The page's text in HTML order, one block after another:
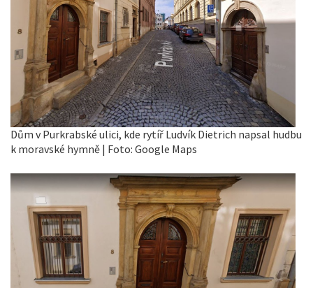
Dům v Purkrabské ulici, kde rytíř Ludvík Dietrich napsal hudbu
k moravské hymně | Foto: Google Maps